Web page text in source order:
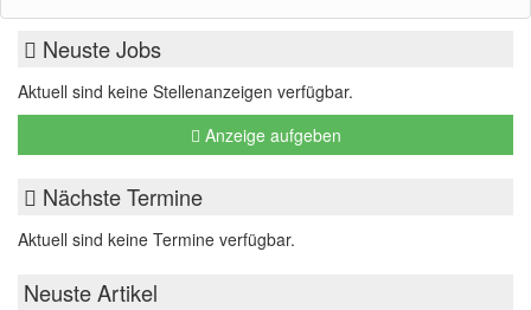
Neuste Jobs
Aktuell sind keine Stellenanzeigen verfügbar.
Anzeige aufgeben
Nächste Termine
Aktuell sind keine Termine verfügbar.
Neuste Artikel